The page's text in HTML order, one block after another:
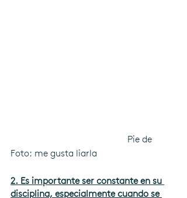
Foto: me gusta liarla
2. Es importante ser constante en su
disciplina, especialmente cuando se